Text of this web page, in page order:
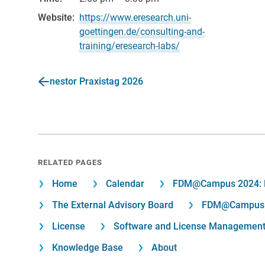
Website: https://www.eresearch.uni-
goettingen.de/consulting-and-
training/eresearch-labs/
nestor Praxistag 2026
RELATED PAGES
Home Calendar
FDM@Campus
The External Advisory Board
License
Software and License Management
Knowledge Base
About